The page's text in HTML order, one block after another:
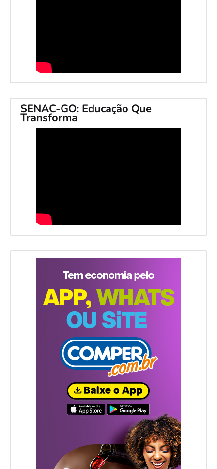
SENAC-GO: Educação Que
Transforma